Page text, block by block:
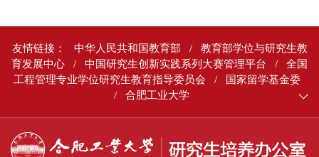
友情链接： 中华人民共和国教育部 /
教育部学位与研究生教
育发展中心
/ 中国研究生创新实践系列大赛管理平台 /
全国
工程管理专业学位研究生教育指导委员会
/
国家留学基金委
/
合肥工业大学